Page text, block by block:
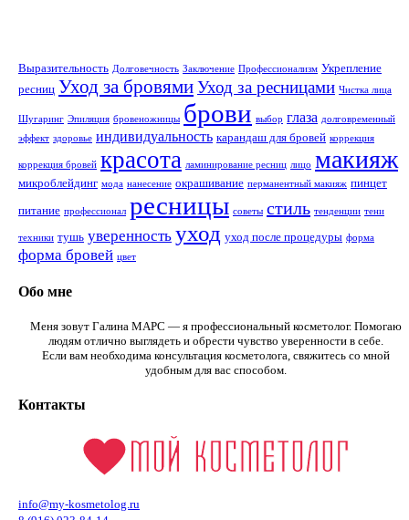
Выразительность Долговечность Заключение Профессионализм Укрепление
ресниц Уход за бровямиУход за ресницами Чистка лица
Шугаринг Эпиляция бровеножницы брови выбор глаза долговременный
эффект здоровье индивидуальность карандаш для бровей коррекция
коррекция бровей красота ламинирование ресниц лицо макияж
микроблейдинг мода нанесение окрашивание перманентный макияж пинцет
питание профессионал ресницы советы стиль тенденции тени
техники тушь уверенность уход уход после процедуры форма
форма бровей цвет
Обо мне
Меня зовут Галина МАРС — я профессиональный косметолог. Помогаю
людям отлично выглядеть и обрести чувство уверенности в себе.
Если вам необходима консультация косметолога, свяжитесь со мной
удобным для вас способом.
Контакты
info@my-kosmetolog.ru